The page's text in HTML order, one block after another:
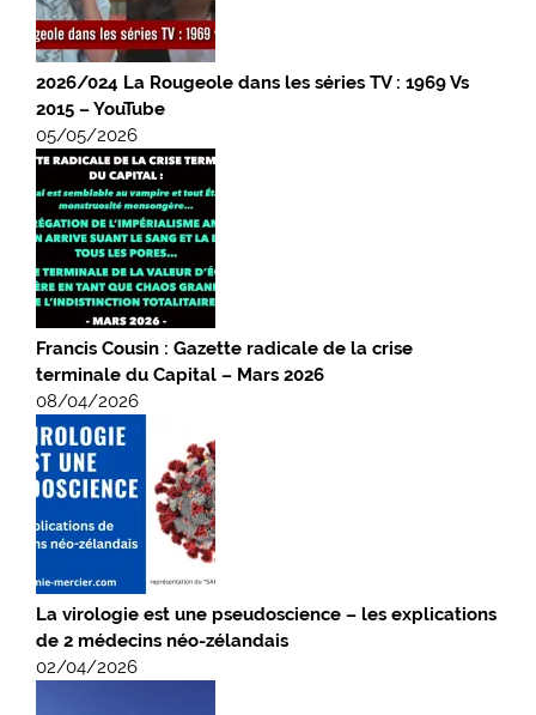
2026/024 La Rougeole dans les séries TV : 1969 Vs
2015 – YouTube
05/05/2026
Francis Cousin : Gazette radicale de la crise
terminale du Capital – Mars 2026
08/04/2026
La virologie est une pseudoscience – les explications
de 2 médecins néo-zélandais
02/04/2026